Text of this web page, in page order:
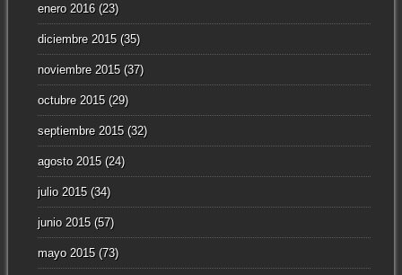
enero 2016(23)
diciembre 2015(35)
noviembre 2015(37)
octubre 2015(29)
septiembre 2015(32)
agosto 2015(24)
julio 2015(34)
junio 2015(57)
mayo 2015(73)